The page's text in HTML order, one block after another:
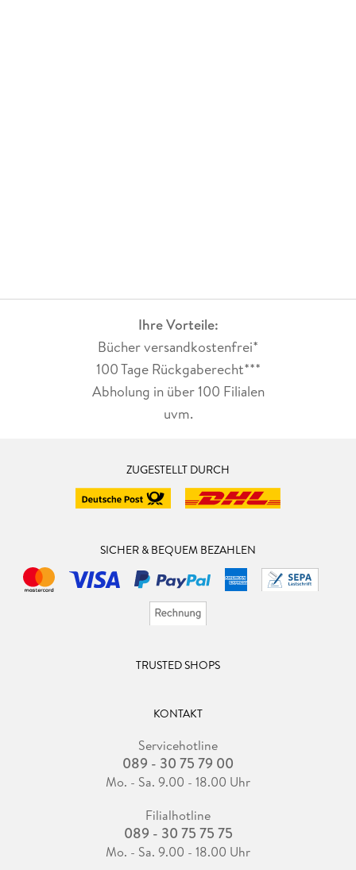
Ihre Vorteile:
Bücher versandkostenfrei*
100 Tage Rückgaberecht***
Abholung in über 100 Filialen
uvm.
ZUGESTELLT DURCH
SICHER & BEQUEM BEZAHLEN
TRUSTED SHOPS
KONTAKT
Servicehotline
089 - 30 75 79 00
Mo. - Sa. 9.00 - 18.00 Uhr
Filialhotline
089 - 30 75 75 75
Mo. - Sa. 9.00 - 18.00 Uhr